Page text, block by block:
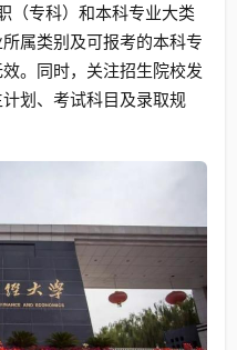
（专科）和本科专业大类
属类别及可报考的本科专
。同时，关注招生院校发
划、考试科目及录取规